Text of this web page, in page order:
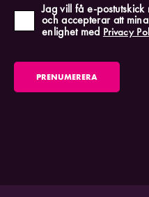
Jag vill få e-
och accepterar att
enlighet med Privacy
PRENUMERERA